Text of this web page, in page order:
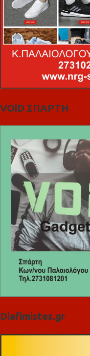
VOiD ΣΠΑΡΤΗ
Diafimistes.gr